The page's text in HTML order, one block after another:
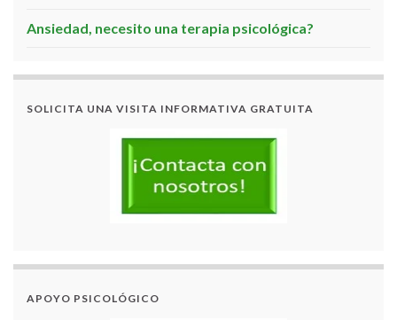
Ansiedad, necesito una terapia psicológica?
SOLICITA UNA VISITA INFORMATIVA GRATUITA
APOYO PSICOLÓGICO